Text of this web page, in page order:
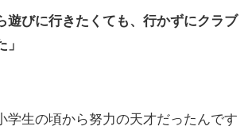
遊びに行きたくても、行かずにクラブ
学生の頃から努力の天才だったんです